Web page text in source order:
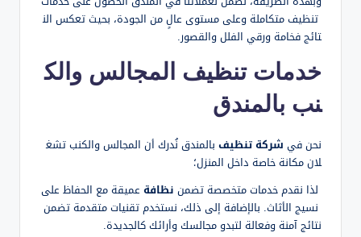
تنظيف متكاملة وعلى مستوى عالٍ من الجودة، بحيث تعكس الن
تائج فخامة ورقي الفلل والقصور.
خدمات تنظيف المجالس والك
نب بالمندق
نحن في شركة تنظيف بالمندق نُدرك أن المجالس والكنب تشغ
لان مكانة خاصة داخل المنزل؛
لذا نقدم خدمات متخصصة تضمن نظافة عميقة مع الحفاظ على
نسيج الأثاث. بالإضافة إلى ذلك، نستخدم تقنيات متقدمة تضمن
نتائج آمنة وفعالة لتبدو مجالسك وأرائك كالجديدة.